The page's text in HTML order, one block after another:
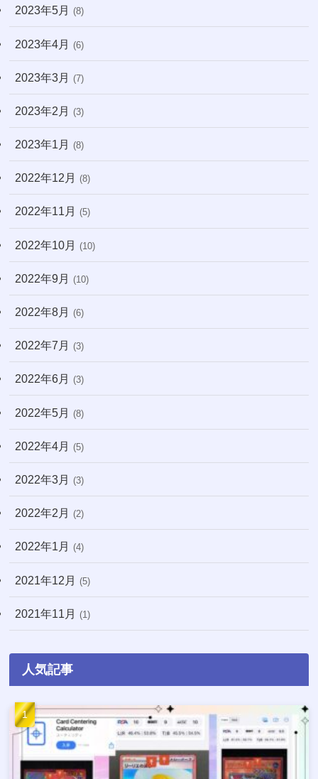
2023年5月 (8)
2023年4月 (6)
2023年3月 (7)
2023年2月 (3)
2023年1月 (8)
2022年12月 (8)
2022年11月 (5)
2022年10月 (10)
2022年9月 (10)
2022年8月 (6)
2022年7月 (3)
2022年6月 (3)
2022年5月 (8)
2022年4月 (5)
2022年3月 (3)
2022年2月 (2)
2022年1月 (4)
2021年12月 (5)
2021年11月 (1)
人気記事